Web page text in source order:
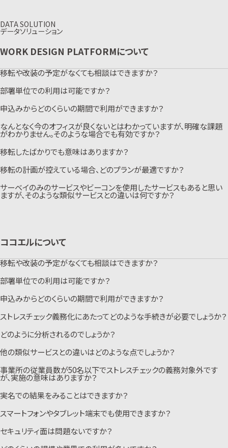
DATA SOLUTION
データソリューション
WORK DESIGN PLATFORMについて
移転や改装の予定がなくても相談はできますか？
もちろん可能です。オフィスにおける従業員の皆さまの行動や意識の現状把
握としてもご活用いただけます。ファシリティ面だけでなく組織としての課題
解決にも役立ちます。
部署単位での利用は可能ですか？
基本的には拠点単位での契約としておりますが、別途相談をお受けいたしま
す。また、部署単位での分析を行う場合、稼働分析に関しては部署単位で分
析を行う項目があります。サーベイに関しては予め設定されている職種に振
り分けたのち、分析が可能となりますので、ご利用目的をヒアリングの上進
行させていただきます。
申込みからどのくらいの期間で利用ができますか？
ご契約後、プラットフォームへのアクセスは1週間程度でアクセス可能となり
ますが、分析に関しては必要な情報が揃ってから最低4週間程度の分析期間
をとることをお勧めしております。レポートの提出に関してはヒアリング、分析
データが揃ってから最短2週間の提出となります。＊レポートに関しては混雑
状況により変動することがございます。
なんとなく今のオフィスが良くないとはわかっていますが、明確な課題
がわかりません。そのような場合でも有効ですか？
有効です。現状の課題を明確にすることがまず第一歩です。サーベイなどの
各種分析によって数値化し、課題を明確にしていただくことができます。
移転したばかりでも意味はありますか？
あります。移転した後のオフィスの利用状況や満足度などを計測いただき、そ
の後のオフィス運用に役立てることができます。加えて、継続的に計測するこ
とで組織課題解決にもつなげることができます。
移転の計画が控えている場合、どのプランが最適ですか？
短期的（1年程度）な計画の場合は「for NEW OFFICE PLAN」をおすすめし
ます。3ヵ月程度のコンサルティング期間としてご活用いただくことができま
す。長期のプロジェクト期間の場合は「for UPDATE PLAN」をおすすめしま
サーベイのみのサービスやビーコンを使用したサービスもあると思い
ますが、そのような類似サービスとの違いは何ですか？
導くことが可能です。また、各種分析から得られたデータから改善プロセスを
導くことを目的としているサービスのため、リアルタイム（今誰がどこで働い
違いといえます。
ココエルについて
移転や改装の予定がなくても相談はできますか？
もちろん可能です。心理的安全性とエンゲージメントを測定するサーベイな
ので、オフィスプロジェクトの有無関係なくご利用いただけます。
部署単位での利用は可能ですか？
可能です。サーベイ分析は最少3名より利用することができます。
申込みからどのくらいの期間で利用ができますか？
ご入金確認後のアカウント発行から1週間後よりご利用開始が可能です。ご
契約は1年契約となります。
ストレスチェック義務化にあたってどのような手続きが必要でしょうか？
1事業所あたり50名を超えた場合、衛生委員会の立ち上げと産業医の選定
が必要になります。その上でストレスチェックベンダーの選定をおこなってい
きます。ココエルはストレスチェック以外にもメンタルヘルス研修、産業医紹
介、カウンセリング、電話相談サービスなど幅広くサポートしております。
どのように分析されるのでしょうか？
長年のメンタルヘルス研修やストレスチェックで得た知見と、立正大学との
産学連携により、独自でロジックを作成し分析しています。組織全体のコンデ
ィションを「ラフールネス」として、それぞれ「個人」と「職場」に分けて分析を
行います。各企業の絶対値で点数を表すのではなく偏差値換算することで、
自社が他企業と比較をしてどのような状態なのかを把握することが可能で
他の類似サービスとの違いはどのような点でしょうか？
「個人が変われば組織が変わる」というコンセプトの通り、組織アプローチだ
けに留まらず個人に対してのアプローチも兼ねているのが特徴です。2種の
サーベイ機能（ショート・ディープ）があり、いずれも回答した本人に対して結
果通知が行われます。また、個人に対しては、セルフケアコンテンツも拡充し
ており、マインドフルネスの動画を無料で閲覧することができます。
事業所の従業員数が50名以下でストレスチェックの義務対象外です
が、実施の意味はありますか？
50名以下の企業様でも多くの実績がございます。年々採用が難しくなってい
る昨今、多くの企業は「採用＜定着」という考えにシフトしています。はたらく
人を定着させていく上でも、人や組織の問題が把握できていないことには対
策も打てませんので、サーベイによる心理的安全性とエンゲージメントの可
実名での結果をみることはできますか？
ショートサーベイのみ実名で行うことが可能です。管理者側の設定で、実名
or匿名で行うかを選択することができます。ディープサーベイは、ストレスチ
ェック機能を兼ねているため、実名での結果は見ることができません。そのた
め従業員様も安心して回答していただくことができます。
スマートフォンやタブレット端末でも使用できますか？
はい、ご利用いただけます。
セキュリティ面は問題ないですか？